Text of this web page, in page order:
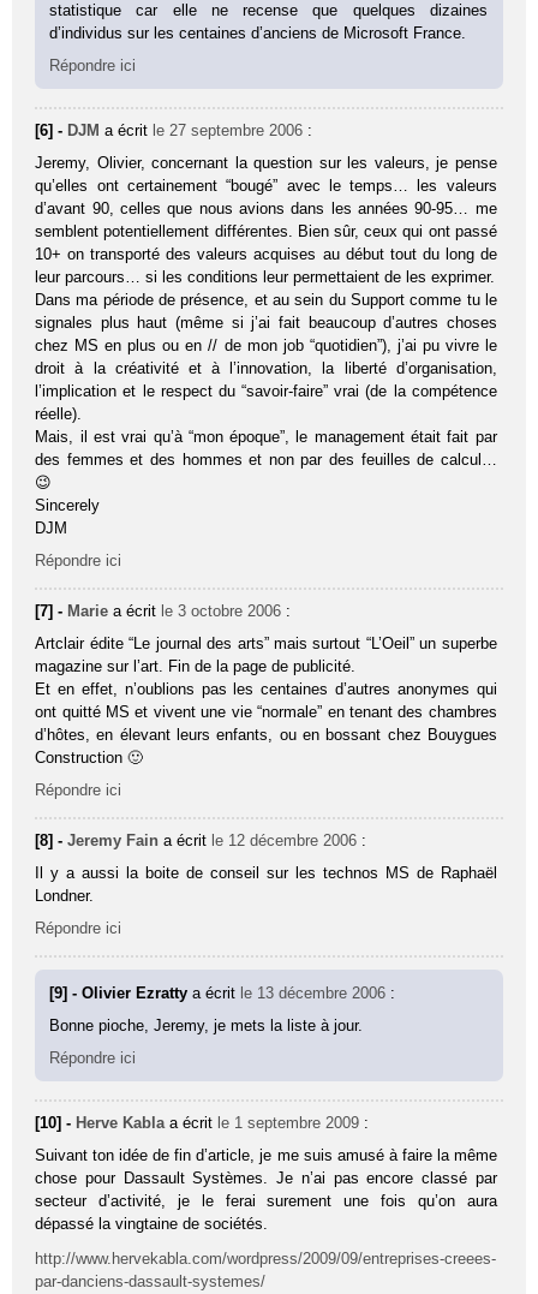
statistique car elle ne recense que quelques dizaines
d’individus sur les centaines d’anciens de Microsoft France.
Répondre ici
[6] - DJM a écrit le 27 septembre 2006 :
Jeremy, Olivier, concernant la question sur les valeurs, je pense
qu’elles ont certainement “bougé” avec le temps… les valeurs
d’avant 90, celles que nous avions dans les années 90-95… me
semblent potentiellement différentes. Bien sûr, ceux qui ont passé
10+ on transporté des valeurs acquises au début tout du long de
leur parcours… si les conditions leur permettaient de les exprimer.
Dans ma période de présence, et au sein du Support comme tu le
signales plus haut (même si j’ai fait beaucoup d’autres choses
chez MS en plus ou en // de mon job “quotidien”), j’ai pu vivre le
droit à la créativité et à l’innovation, la liberté d’organisation,
l’implication et le respect du “savoir-faire” vrai (de la compétence
réelle).
Mais, il est vrai qu’à “mon époque”, le management était fait par
des femmes et des hommes et non par des feuilles de calcul…
😉
Sincerely
DJM
Répondre ici
[7] - Marie a écrit le 3 octobre 2006 :
Artclair édite “Le journal des arts” mais surtout “L’Oeil” un superbe
magazine sur l’art. Fin de la page de publicité.
Et en effet, n’oublions pas les centaines d’autres anonymes qui
ont quitté MS et vivent une vie “normale” en tenant des chambres
d’hôtes, en élevant leurs enfants, ou en bossant chez Bouygues
Construction 🙂
Répondre ici
[8] -Jeremy Fain a écrit le 12 décembre 2006 :
Il y a aussi la boite de conseil sur les technos MS de Raphaël
Londner.
Répondre ici
[9] - Olivier Ezrattya écrit le 13 décembre 2006 :
Bonne pioche, Jeremy, je mets la liste à jour.
Répondre ici
[10] - Herve Kabla a écrit le 1 septembre 2009 :
Suivant ton idée de fin d’article, je me suis amusé à faire la même
chose pour Dassault Systèmes. Je n’ai pas encore classé par
secteur d’activité, je le ferai surement une fois qu’on aura
dépassé la vingtaine de sociétés.
http://www.hervekabla.com/wordpress/2009/09/entreprises-creees-
par-danciens-dassault-systemes/